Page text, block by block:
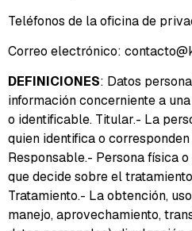
Teléfonos de la oficina de
Correo electrónico:
DEFINICIONES: Datos
información concerniente a
o identificable. Titular.- La
quien identifica o
Responsable.- Persona física
que decide sobre el
Tratamiento.- La obtención,
manejo, aprovechamiento,